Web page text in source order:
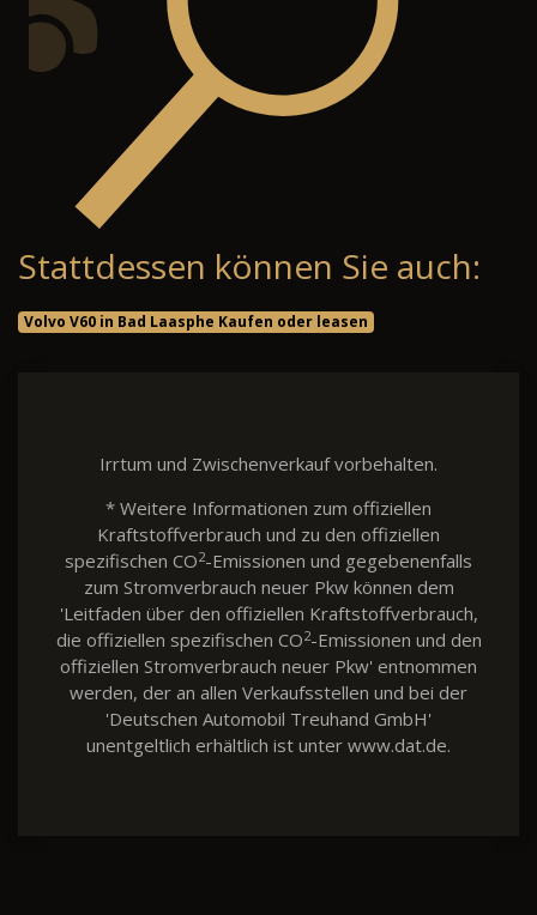
Stattdessen können Sie auch:
Volvo V60 in Bad Laasphe Kaufen oder leasen
Irrtum und Zwischenverkauf vorbehalten.
* Weitere Informationen zum offiziellen
Kraftstoffverbrauch und zu den offiziellen
spezifischen CO2-Emissionen und gegebenenfalls
zum Stromverbrauch neuer Pkw können dem
'Leitfaden über den offiziellen Kraftstoffverbrauch,
die offiziellen spezifischen CO2-Emissionen und den
offiziellen Stromverbrauch neuer Pkw' entnommen
werden, der an allen Verkaufsstellen und bei der
'Deutschen Automobil Treuhand GmbH'
unentgeltlich erhältlich ist unter www.dat.de.